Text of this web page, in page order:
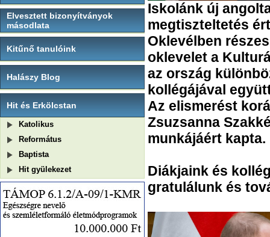
Elvesztett bizonyítványok
másodlata
Kitűnő tanulóink
Halászy Blog
Hit és Erkölcstan
Katolikus
Református
Baptista
Hit gyülekezet
Iskolánk új
megtiszteltetés
Oklevélben
oklevelet a
az ország
kollégájával
Az elismerést
Zsuzsanna
munkájáért kapta.
Diákjaink és
gratulálunk és